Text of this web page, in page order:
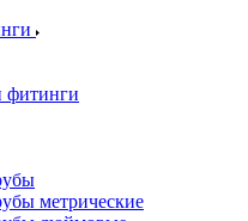
фитинги
метрические